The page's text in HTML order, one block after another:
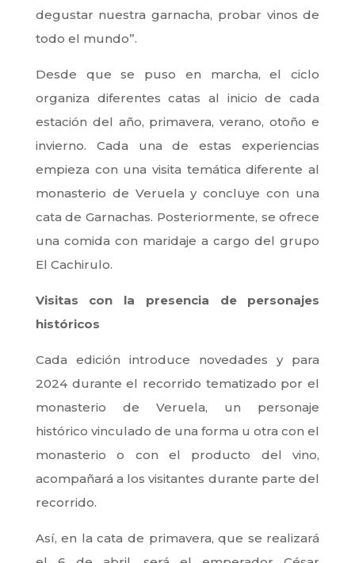
degustar nuestra garnacha, probar vinos de
todo el mundo”.
Desde que se puso en marcha, el ciclo
organiza diferentes catas al inicio de cada
estación del año, primavera, verano, otoño e
invierno. Cada una de estas experiencias
empieza con una visita temática diferente al
monasterio de Veruela y concluye con una
cata de Garnachas. Posteriormente, se ofrece
una comida con maridaje a cargo del grupo
El Cachirulo.
Visitas con la presencia de personajes
históricos
Cada edición introduce novedades y para
2024 durante el recorrido tematizado por el
monasterio de Veruela, un personaje
histórico vinculado de una forma u otra con el
monasterio o con el producto del vino,
acompañará a los visitantes durante parte del
recorrido.
Así, en la cata de primavera, que se realizará